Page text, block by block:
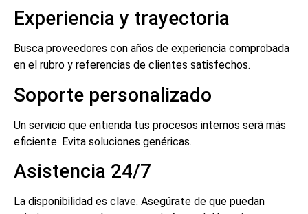
Experiencia y trayectoria
Busca proveedores con años de experiencia comprobada
en el rubro y referencias de clientes satisfechos.
Soporte personalizado
Un servicio que entienda tus procesos internos será más
eficiente. Evita soluciones genéricas.
Asistencia 24/7
La disponibilidad es clave. Asegúrate de que puedan